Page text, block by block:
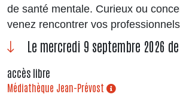
de santé mentale. Curieux ou
venez rencontrer vos
Le mercredi 9 septembre 2026
accès libre
Médiathèque Jean-Prévost